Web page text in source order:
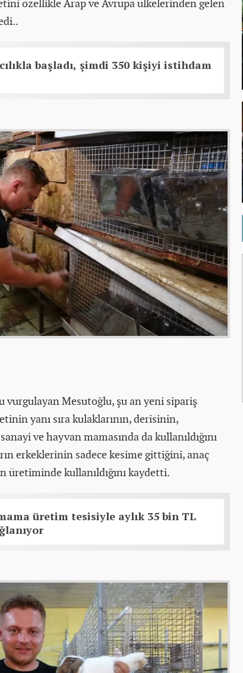
özellikle Arap ve Avrupa ülkelerinden gelen
başladı, şimdi 350 kişiyi istihdam
vurgulayan Mesutoğlu, şu an yeni sipariş
yanı sıra kulaklarının, derisinin,
ve hayvan mamasında da kullanıldığını
erkeklerinin sadece kesime gittiğini, anaç
üretiminde kullanıldığını kaydetti.
üretim tesisiyle aylık 35 bin TL